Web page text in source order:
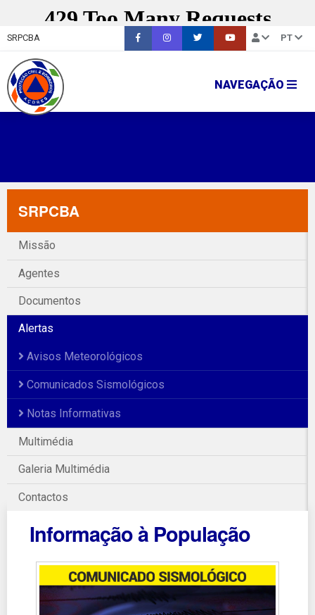
SRPCBA PT
NAVEGAÇÃO
SRPCBA
Missão
Agentes
Documentos
Alertas
Avisos Meteorológicos
Comunicados Sismológicos
Notas Informativas
Multimédia
Galeria Multimédia
Contactos
Informação à População